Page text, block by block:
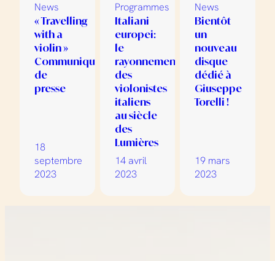
News
« Travelling
with a
violin »
Communiqué
de
presse
18
septembre
2023
Programmes
Italiani
europei:
le
rayonnement
des
violonistes
italiens
au siècle
des
Lumières
14 avril
2023
News
Bientôt
un
nouveau
disque
dédié à
Giuseppe
Torelli !
19 mars
2023